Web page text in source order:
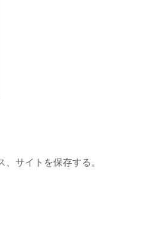
サイトを保存する。